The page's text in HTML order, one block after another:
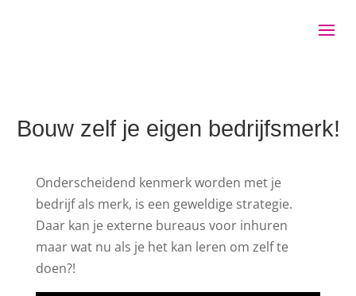
Bouw zelf je eigen bedrijfsmerk!
Onderscheidend kenmerk worden met je
bedrijf als merk, is een geweldige strategie.
Daar kan je externe bureaus voor inhuren
maar wat nu als je het kan leren om zelf te
doen?!